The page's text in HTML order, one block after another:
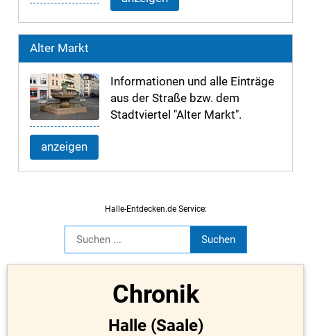
Alter Markt
Informationen und alle Einträge
aus der Straße bzw. dem
Stadtviertel "Alter Markt".
anzeigen
Halle-Entdecken.de Service:
Chronik
Halle (Saale)